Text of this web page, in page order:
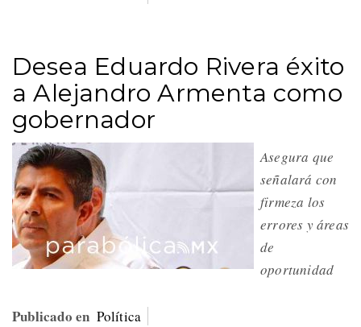
Desea Eduardo Rivera éxito
a Alejandro Armenta como
gobernador
Asegura que
señalará con
firmeza los
errores y áreas
de
oportunidad
Publicado en Política